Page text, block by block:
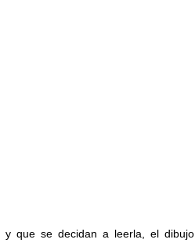
y que se decidan a leerla, el dibujo